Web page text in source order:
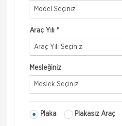
Model Seçiniz
Araç Yılı *
Araç Yılı Seçiniz
Mesleğiniz
Meslek Seçiniz
Plaka Plakasız Araç